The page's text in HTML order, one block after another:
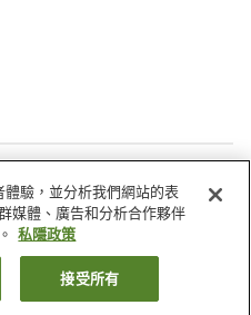
桑拿
休息室
水上溫泉 Aratashi 酒店
房
驗，並分析我們網站的表
媒體、廣告和分析合作夥伴
私隱政策
接受所有